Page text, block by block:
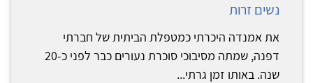
נשים זרות
את אמנדה היכרתי כמטפלת הביתית של חברתי
דפנה, שמתה מסיבוכי סוכרת נעורים כבר לפני כ-20
שנה. באותו זמן גרתי...